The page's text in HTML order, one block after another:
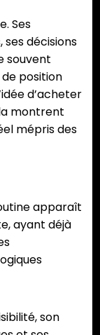
Ses
décisions
souvent
position
d’acheter
montrent
mépris des
apparaît
ayant déjà
son